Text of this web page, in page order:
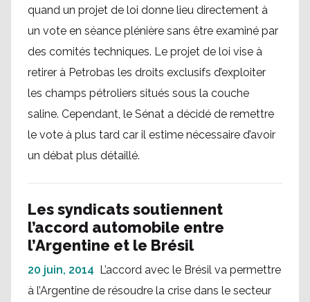
quand un projet de loi donne lieu directement à
un vote en séance plénière sans être examiné par
des comités techniques. Le projet de loi vise à
retirer à Petrobas les droits exclusifs d’exploiter
les champs pétroliers situés sous la couche
saline. Cependant, le Sénat a décidé de remettre
le vote à plus tard car il estime nécessaire d’avoir
un débat plus détaillé.
Les syndicats soutiennent
l’accord automobile entre
l’Argentine et le Brésil
20 juin, 2014 L’accord avec le Brésil va permettre
à l’Argentine de résoudre la crise dans le secteur